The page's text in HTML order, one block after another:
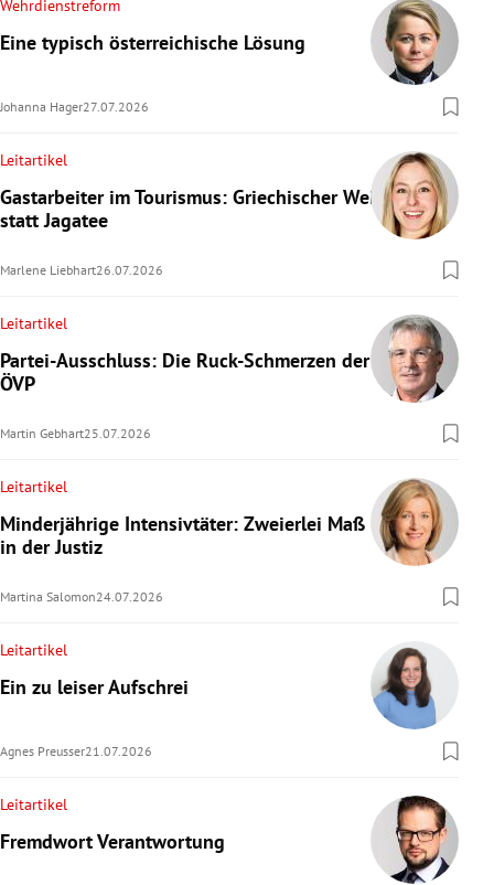
Wehrdienstreform
Eine typisch österreichische Lösung
Johanna Hager27.07.2026
Leitartikel
Gastarbeiter im Tourismus: Griechischer Wein
statt Jagatee
Marlene Liebhart26.07.2026
Leitartikel
Partei-Ausschluss: Die Ruck-Schmerzen der
ÖVP
Martin Gebhart25.07.2026
Leitartikel
Minderjährige Intensivtäter: Zweierlei Maß
in der Justiz
Martina Salomon24.07.2026
Leitartikel
Ein zu leiser Aufschrei
Agnes Preusser21.07.2026
Leitartikel
Fremdwort Verantwortung